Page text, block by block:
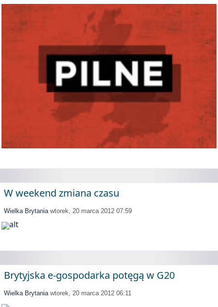
W weekend zmiana czasu
Wielka Brytania wtorek, 20 marca 2012 07:59
Brytyjska e-gospodarka potęgą w G20
Wielka Brytania wtorek, 20 marca 2012 06:11